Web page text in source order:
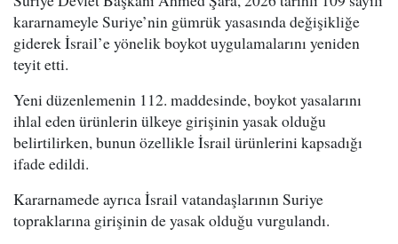
kararnameyle Suriye’nin gümrük yasasında değişikliğe
giderek İsrail’e yönelik boykot uygulamalarını yeniden
teyit etti.
Yeni düzenlemenin 112. maddesinde, boykot yasalarını
ihlal eden ürünlerin ülkeye girişinin yasak olduğu
belirtilirken, bunun özellikle İsrail ürünlerini kapsadığı
ifade edildi.
Kararnamede ayrıca İsrail vatandaşlarının Suriye
topraklarına girişinin de yasak olduğu vurgulandı.